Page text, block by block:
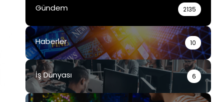
Gündem 2135
Haberler 10
İş Dünyası 6